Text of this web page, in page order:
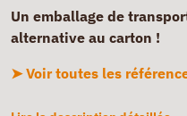
Un emballage de
alternative au carton !
➤ Voir toutes les